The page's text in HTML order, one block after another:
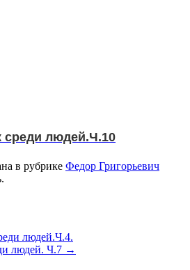
среди людей.Ч.10
в рубрике Федор Григорьевич
людей.Ч.4.
людей. Ч.7 →